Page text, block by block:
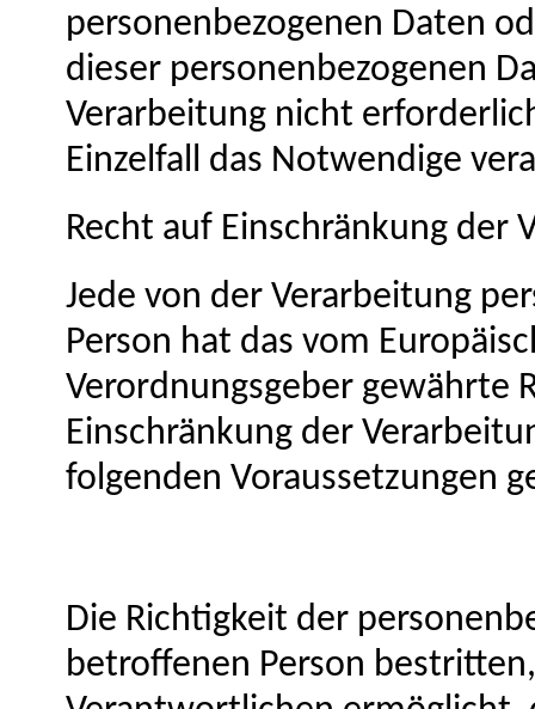
personenbezogenen Daten
dieser personenbezogenen
Verarbeitung nicht
Einzelfall das Notwendige
Recht auf Einschränkung der
Jede von der Verarbeitung
Person hat das vom
Verordnungsgeber gewährte
Einschränkung der
folgenden Voraussetzungen
Die Richtigkeit der
betroffenen Person